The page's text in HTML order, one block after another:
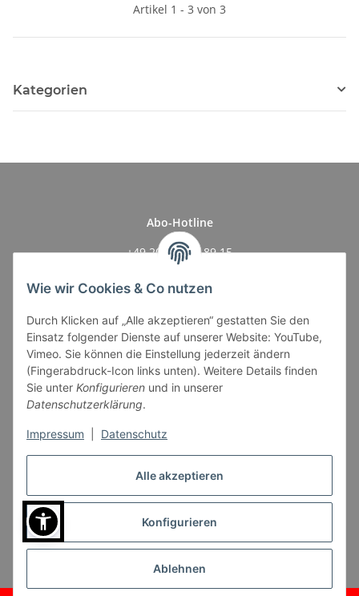
Alle akzeptieren
Konfigurieren
Ablehnen
Wie wir Cookies & Co nutzen
Durch Klicken auf „Alle akzeptieren“ gestatten Sie den
Einsatz folgender Dienste auf unserer Website: YouTube,
Vimeo. Sie können die Einstellung jederzeit ändern
(Fingerabdruck-Icon links unten). Weitere Details finden
Sie unter Konfigurieren und in unserer
Datenschutzerklärung.
Impressum Datenschutz
Artikel 1 - 3 von 3
Kategorien
Abo-Hotline
+49 201 17 78 89 15
Mo.–Fr., 14:00 - 18:00 Uhr.
UZ Abo
Informationen
Gesetzliche Informationen
Verträge hier kündigen
* Alle Preise inkl. gesetzlicher USt., inkl.Versand